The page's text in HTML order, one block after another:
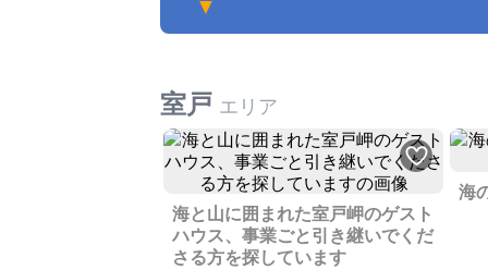
▼
室戸 エリア
海と山に囲まれた室戸岬のゲスト
ハウス、事業ごと引き継いでくだ
さる方を探しています
海